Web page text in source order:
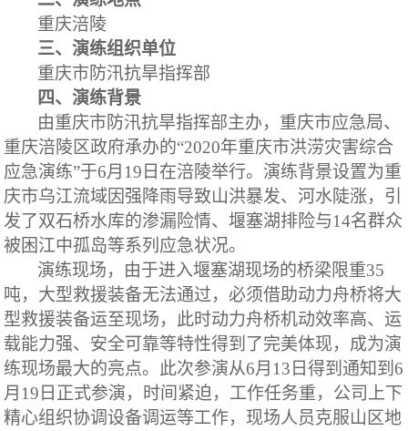
重庆涪陵
三、演练组织单位
重庆市防汛抗旱指挥部
四、演练背景
由重庆市防汛抗旱指挥部主办，重庆市应急局、
重庆涪陵区政府承办的“2020年重庆市洪涝灾害综合
应急演练”于6月 19日在涪陵举行。演练背景设置为重
庆市乌江流域因强降雨导致山洪暴发、河水陡涨，引
发了双石桥水库的渗漏险情、堰塞湖排险与14名群众
被困江中孤岛等系列 应急状况。
演练现场，由于进入堰塞湖现场的桥梁限重35
吨，大型救援装备无法通过，必须借助动力舟桥将大
型救援装备运至现场，此时动力舟桥机动效率高、运
载能力强、安全可靠等特性得到了完美体现，成为演
练现场最大的亮点。此次参演从6月13日得到通知到6
月19日正式参演，时间紧迫，工作任务重，公司上下
精心组织协调设备调运等工作，现场人员克服山区地